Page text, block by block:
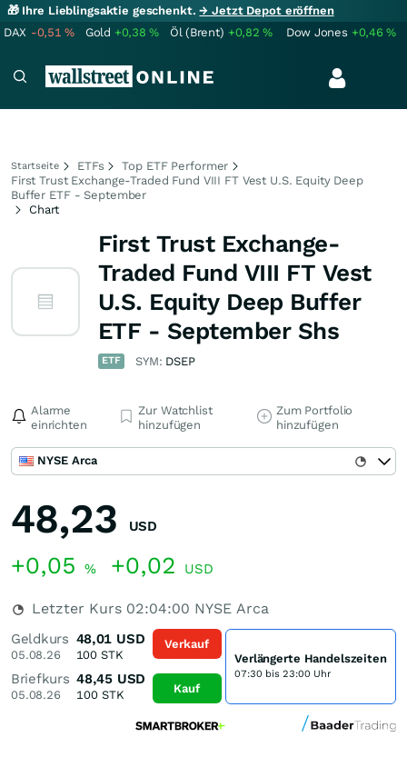
🎁 Ihre Lieblingsaktie geschenkt.→ Jetzt Depot eröffnen
DAX -0,51% Gold +0,38% Öl (Brent) +0,82% Dow Jones +0,46%
Startseite ETFs
Top ETF Performer
First Trust Exchange-Traded Fund VIII FT Vest U.S. Equity Deep
Buffer ETF - September
Chart
First Trust Exchange-
Traded Fund VIII FT Vest
U.S. Equity Deep Buffer
ETF - September Shs
ETF SYM: DSEP
Alarme
einrichten
Zur Watchlist
hinzufügen
Zum Portfolio
hinzufügen
NYSE Arca
48,23 USD
+0,05 % +0,02 USD
Letzter Kurs 02:04:00 NYSE Arca
Geldkurs
05.08.26
48,01 USD
100 STK
Briefkurs
05.08.26
48,45 USD
100STK
Verkauf
Kauf
Verlängerte Handelszeiten
07:30 bis 23:00 Uhr